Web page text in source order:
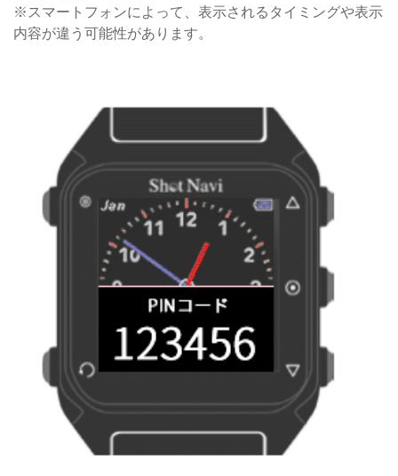
※スマートフォンによって、表示されるタイミングや表示
内容が違う可能性があります。